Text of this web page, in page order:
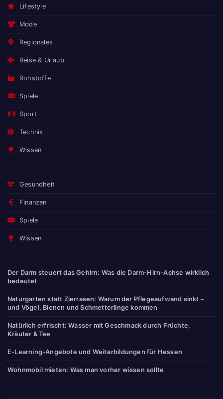
Lifestyle
Mode
Regionales
Reise & Urlaub
Rohstoffe
Spiele
Sport
Technik
Wissen
Gesundheit
Finanzen
Spiele
Wissen
Der Darm steuert das Gehirn: Was die Darm-Hirn-Achse wirklich
bedeutet
Naturgarten statt Zierrasen: Warum der Pflegeaufwand sinkt –
und Vögel, Bienen und Schmetterlinge kommen
Natürlich erfrischt: Wasser mit Geschmack durch Früchte,
Kräuter & Tee
E-Learning-Angebote und Weiterbildungen für Hessen
Wohnmobil mieten: Was man vorher wissen sollte